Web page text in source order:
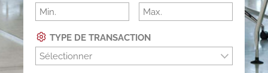
TYPE DE TRANSACTION
Sélectionner